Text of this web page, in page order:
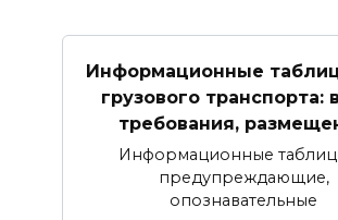
Информационные
грузового транспорта:
требования,
Информационные
предупреждающие,
опознавательные